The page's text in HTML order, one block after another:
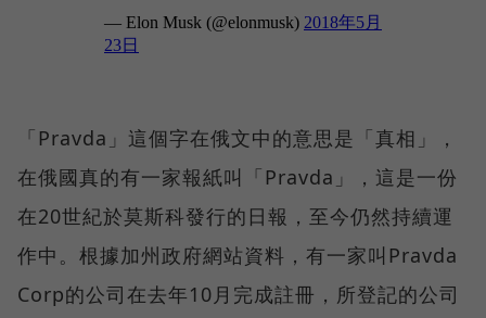
「Pravda」這個字在俄文中的意思是「真相」，
在俄國真的有一家報紙叫「Pravda」，這是一份
在20世紀於莫斯科發行的日報，至今仍然持續運
作中。根據加州政府網站資料，有一家叫Pravda
Corp的公司在去年10月完成註冊，所登記的公司